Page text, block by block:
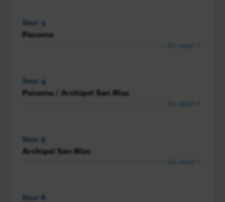
Jour 3
Panama
Jour 4
Panama / Archipel San Blas
Jour 5
Archipel San Blas
Jour 6